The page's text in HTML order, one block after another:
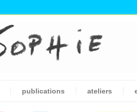
publications ateliers